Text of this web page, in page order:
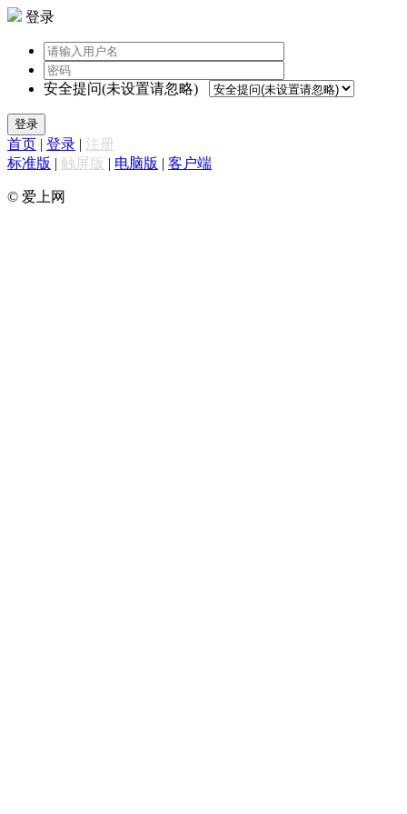
登录
安全提问(未设置请忽略)
登录
首页 | 登录 | 注册
标准版 | 触屏版 | 电脑版 | 客户端
© 爱上网